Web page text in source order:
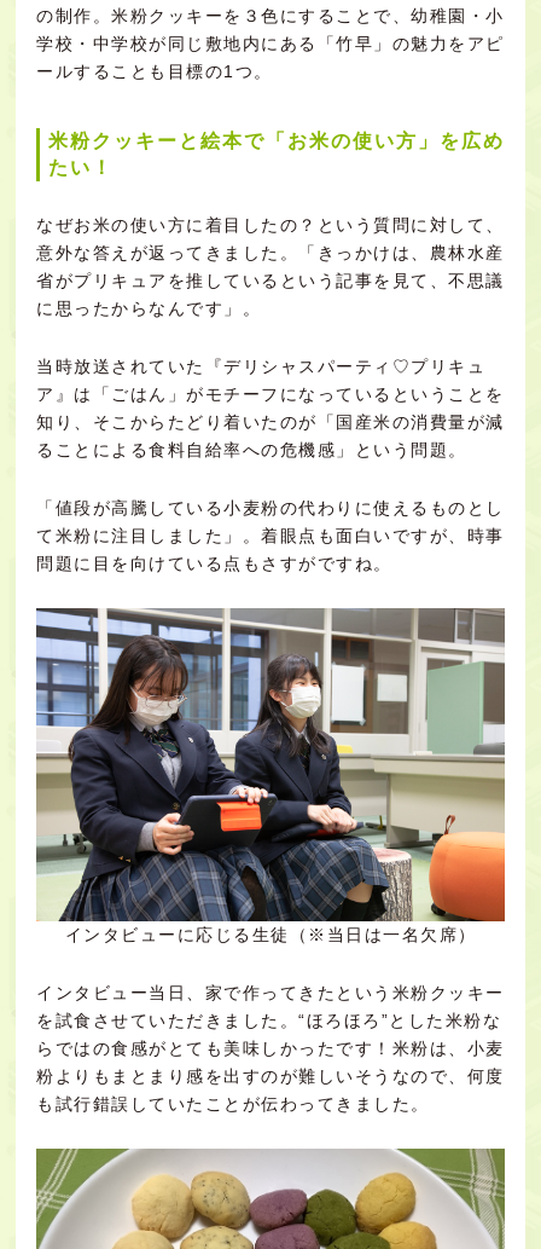
の制作。米粉クッキーを３色にすることで、幼稚園・小
学校・中学校が同じ敷地内にある「竹早」の魅力をアピ
ールすることも目標の1つ。
米粉クッキーと絵本で「お米の使い方」を広め
たい！
なぜお米の使い方に着目したの？という質問に対して、
意外な答えが返ってきました。「きっかけは、農林水産
省がプリキュアを推しているという記事を見て、不思議
に思ったからなんです」。
当時放送されていた『デリシャスパーティ♡プリキュ
ア』は「ごはん」がモチーフになっているということを
知り、そこからたどり着いたのが「国産米の消費量が減
ることによる食料自給率への危機感」という問題。
「値段が高騰している小麦粉の代わりに使えるものとし
て米粉に注目しました」。着眼点も面白いですが、時事
問題に目を向けている点もさすがですね。
インタビューに応じる生徒（※当日は一名欠席）
インタビュー当日、家で作ってきたという米粉クッキー
を試食させていただきました。“ほろほろ”とした米粉な
らではの食感がとても美味しかったです！米粉は、小麦
粉よりもまとまり感を出すのが難しいそうなので、何度
も試行錯誤していたことが伝わってきました。